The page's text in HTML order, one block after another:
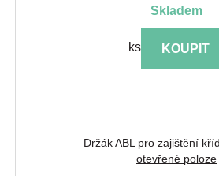
skladem
ks KOUPIT
Držák ABL pro zajištění
otevřené poloze